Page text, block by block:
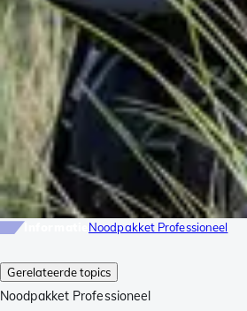
Gerelateerde topics
Noodpakket Professioneel
Noodpakket Professioneel